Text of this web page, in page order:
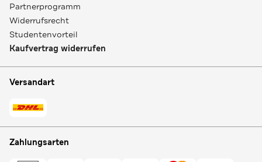
Partnerprogramm
Widerrufsrecht
Studentenvorteil
Kaufvertrag widerrufen
Versandart
Zahlungsarten